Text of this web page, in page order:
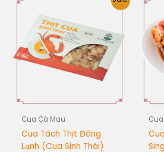
Cua Cà Mau
Cua Tách Thịt Đông
Lạnh (Cua Sinh Thái)
là:
₫300,000.là:
₫225,000.